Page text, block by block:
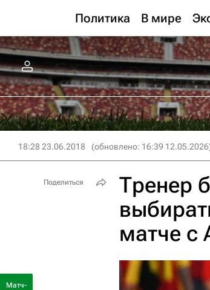
Политика В мире
18:28 23.06.2018 (обновлено: 16:39
Тренер
матче с
Поделиться
Матч-